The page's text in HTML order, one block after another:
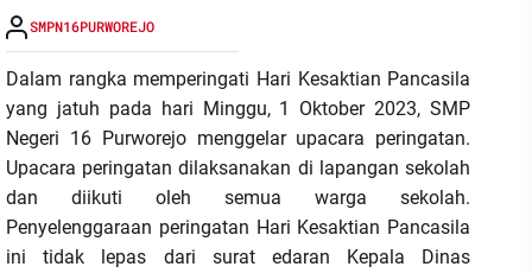
SMPN16PURWOREJO
Dalam rangka memperingati Hari Kesaktian Pancasila
yang jatuh pada hari Minggu, 1 Oktober 2023, SMP
Negeri 16 Purworejo menggelar upacara peringatan.
Upacara peringatan dilaksanakan di lapangan sekolah
dan diikuti oleh semua warga sekolah.
Penyelenggaraan peringatan Hari Kesaktian Pancasila
ini tidak lepas dari surat edaran Kepala Dinas